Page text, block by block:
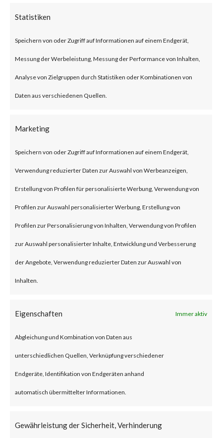
Statistiken
Speichern von oder Zugriff auf Informationen auf einem Endgerät,
Messung der Werbeleistung, Messung der Performance von Inhalten,
Analyse von Zielgruppen durch Statistiken oder Kombinationen von
Daten aus verschiedenen Quellen.
Marketing
Speichern von oder Zugriff auf Informationen auf einem Endgerät,
Verwendung reduzierter Daten zur Auswahl von Werbeanzeigen,
Erstellung von Profilen für personalisierte Werbung, Verwendung von
Profilen zur Auswahl personalisierter Werbung, Erstellung von
Profilen zur Personalisierung von Inhalten, Verwendung von Profilen
zur Auswahl personalisierter Inhalte, Entwicklung und Verbesserung
der Angebote, Verwendung reduzierter Daten zur Auswahl von
Inhalten.
Eigenschaften Immer aktiv
Abgleichung und Kombination von Daten aus
unterschiedlichen Quellen, Verknüpfung verschiedener
Endgeräte, Identifikation von Endgeräten anhand
automatisch übermittelter Informationen.
Gewährleistung der Sicherheit, Verhinderung
the malware is executed before
the operating system and
traditional OS-based security
solutions start.Also, BlackLotus
advertised and sold in
underground forums as such use
of BlackLotus will likely increase
in attacks.What is BlackLotus?
BlackLotus is a malware that
can bypass UEFI Secure Boot
feature to install itself and
deploys a backdoor that allows
an attacker to remotely control
remote commands.BlackLotus
leverages CVE-2022-21894
(Secure Boot Security Feature
Bypass vulnerability) to bypass
UEFI Secure Boot. While the
Microsoft in regular Patch